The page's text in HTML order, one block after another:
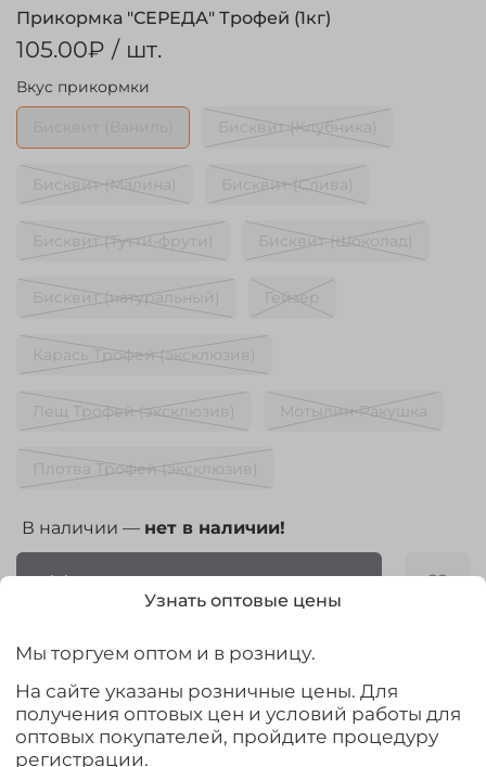
Прикормка "СЕРЕДА" Трофей (1кг)
105.00₽ / шт.
В наличии — нет в наличии!
Узнать о поступлении
Вкус прикормки
Бисквит (Клубника)
Бисквит (Малина) Бисквит (Слива)
Бисквит (Тутти-фрути) Бисквит (Шоколад)
Бисквит (натуральный) Гейзер
Карась Трофей (эксклюзив)
Лещ Трофей (эксклюзив) Мотылин-Ракушка
Плотва Трофей (эксклюзив)
Выбрать
Узнать оптовые цены
Мы торгуем оптом и в розницу.
На сайте указаны розничные цены. Для
получения оптовых цен и условий работы для
оптовых покупателей, пройдите процедуру
регистрации.